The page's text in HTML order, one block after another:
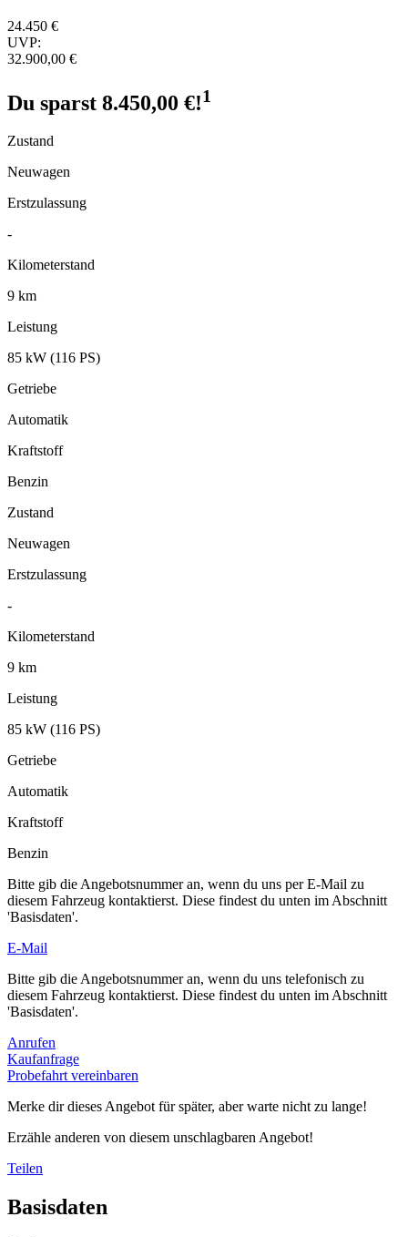
24.450 €
UVP:
32.900,00 €
Du sparst 8.450,00 €!1
Zustand
Neuwagen
Erstzulassung
-
Kilometerstand
9 km
Leistung
85 kW (116 PS)
Getriebe
Automatik
Kraftstoff
Benzin
Zustand
Neuwagen
Erstzulassung
-
Kilometerstand
9 km
Leistung
85 kW (116 PS)
Getriebe
Automatik
Kraftstoff
Benzin
Bitte gib die Angebotsnummer an, wenn du uns per E-Mail zu
diesem Fahrzeug kontaktierst. Diese findest du unten im Abschnitt
'Basisdaten'.
E-Mail
Bitte gib die Angebotsnummer an, wenn du uns telefonisch zu
diesem Fahrzeug kontaktierst. Diese findest du unten im Abschnitt
'Basisdaten'.
Anrufen
Kaufanfrage
Probefahrt vereinbaren
Merke dir dieses Angebot für später, aber warte nicht zu lange!
Erzähle anderen von diesem unschlagbaren Angebot!
Teilen
Basisdaten